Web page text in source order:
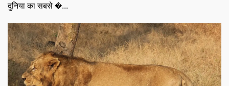
दुनिया का सबसे �...